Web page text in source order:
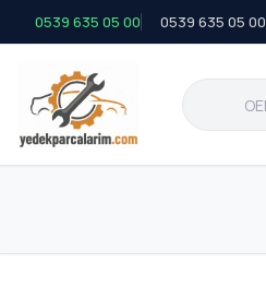
0539 635 05 00 0539 635 05 00